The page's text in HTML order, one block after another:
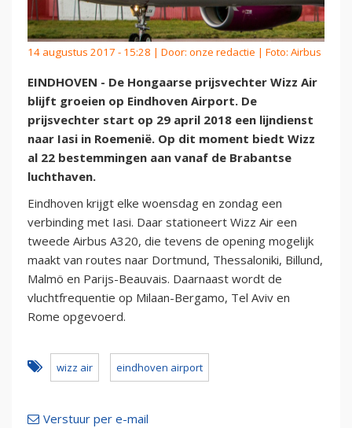
14 augustus 2017 - 15:28 | Door: onze redactie | Foto: Airbus
EINDHOVEN - De Hongaarse prijsvechter Wizz Air
blijft groeien op Eindhoven Airport. De
prijsvechter start op 29 april 2018 een lijndienst
naar Iasi in Roemenië. Op dit moment biedt Wizz
al 22 bestemmingen aan vanaf de Brabantse
luchthaven.
Eindhoven krijgt elke woensdag en zondag een
verbinding met Iasi. Daar stationeert Wizz Air een
tweede Airbus A320, die tevens de opening mogelijk
maakt van routes naar Dortmund, Thessaloniki, Billund,
Malmö en Parijs-Beauvais. Daarnaast wordt de
vluchtfrequentie op Milaan-Bergamo, Tel Aviv en
Rome opgevoerd.
wizz air eindhoven airport
Verstuur per e-mail